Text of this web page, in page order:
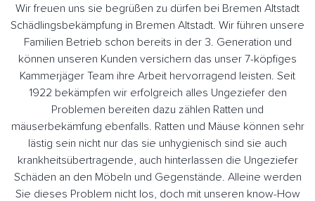
Wir freuen uns sie begrüßen zu dürfen bei Bremen Altstadt
Schädlingsbekämpfung in Bremen Altstadt. Wir führen unsere
Familien Betrieb schon bereits in der 3. Generation und
können unseren Kunden versichern das unser 7-köpfiges
Kammerjäger Team ihre Arbeit hervorragend leisten. Seit
1922 bekämpfen wir erfolgreich alles Ungeziefer den
Problemen bereiten dazu zählen Ratten und
mäuserbekämfung ebenfalls. Ratten und Mäuse können sehr
lästig sein nicht nur das sie unhygienisch sind sie auch
krankheitsübertragende, auch hinterlassen die Ungeziefer
Schäden an den Möbeln und Gegenstände. Alleine werden
Sie dieses Problem nicht los, doch mit unseren know-How